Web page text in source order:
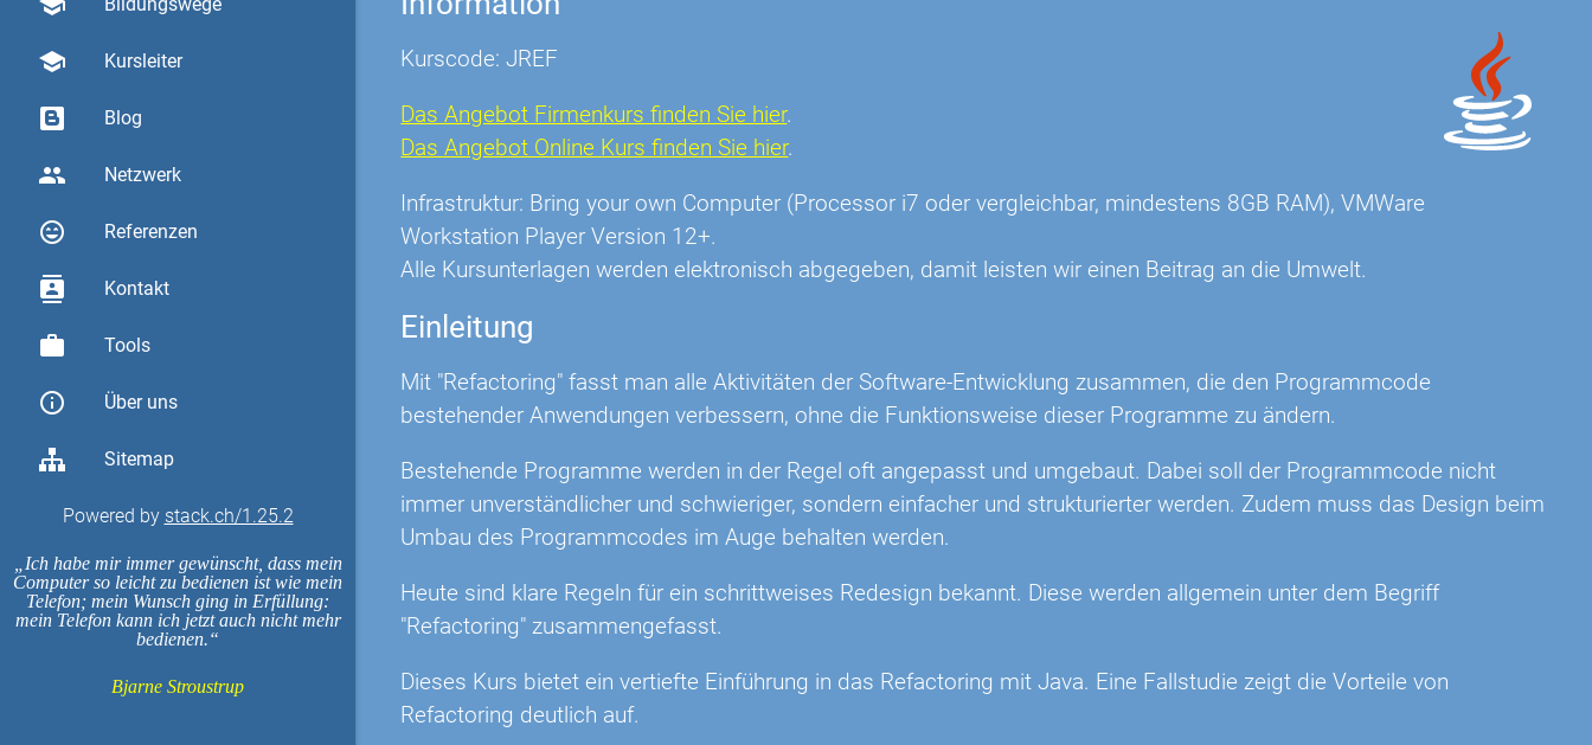
school Kursleiter
Blog
group Netzwerk
sentiment_very_satisfied Referenzen
contacts Kontakt
work Tools
info_outline Über uns
Sitemap
Powered by stack.ch/1.25.2
Ich habe mir immer gewünscht, dass mein
Computer so leicht zu bedienen ist wie mein
Telefon; mein Wunsch ging in Erfüllung:
mein Telefon kann ich jetzt auch nicht mehr
bedienen.
Bjarne Stroustrup
Kurscode: JREF
Das Angebot Firmenkurs finden Sie hier.
Das Angebot Online Kurs finden Sie hier.
Infrastruktur: Bring your own Computer (Processor i7 oder vergleichbar, mindestens 8GB RAM), VMWare
Workstation Player Version 12+.
Alle Kursunterlagen werden elektronisch abgegeben, damit leisten wir einen Beitrag an die Umwelt.
Einleitung
Mit "Refactoring" fasst man alle Aktivitäten der Software-Entwicklung zusammen, die den Programmcode
bestehender Anwendungen verbessern, ohne die Funktionsweise dieser Programme zu ändern.
Bestehende Programme werden in der Regel oft angepasst und umgebaut. Dabei soll der Programmcode nicht
immer unverständlicher und schwieriger, sondern einfacher und strukturierter werden. Zudem muss das Design beim
Umbau des Programmcodes im Auge behalten werden.
Heute sind klare Regeln für ein schrittweises Redesign bekannt. Diese werden allgemein unter dem Begriff
"Refactoring" zusammengefasst.
Dieses Kurs bietet ein vertiefte Einführung in das Refactoring mit Java. Eine Fallstudie zeigt die Vorteile von
Refactoring deutlich auf.